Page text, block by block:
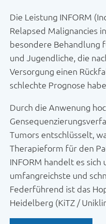
Die Leistung INFORM
Relapsed Malignancies
besondere Behandlung
und Jugendliche, die
Versorgung einen
schlechte Prognose
Durch die Anwenung
Tumors entschlüsselt,
Therapieform für den
INFORM handelt es
umfangreichste und
Federführend ist das
Heidelberg (KiTZ /